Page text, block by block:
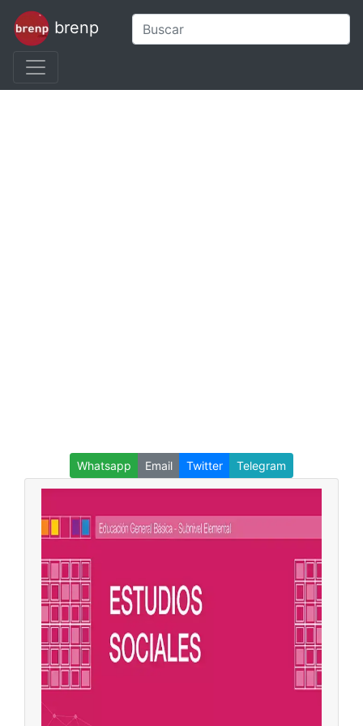
brenp
Whatsapp Email Twitter Telegram